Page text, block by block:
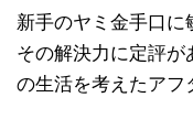
新手のヤミ金手口に
その解決力に定評が
の生活を考えたアフ